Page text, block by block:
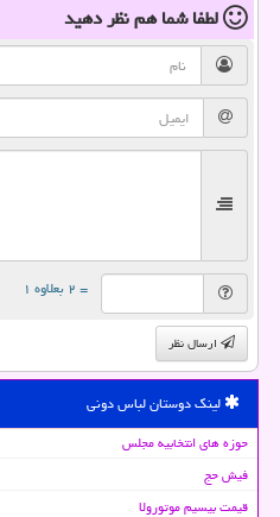
لطفا شما همنظر دهید
= ۲ بعلاوه ۱
ارسال نظر
لینک دوستان لباس دونی
حوزه های انتخابیه مجلس
فیش حج
قیمت بیسیم موتورولا